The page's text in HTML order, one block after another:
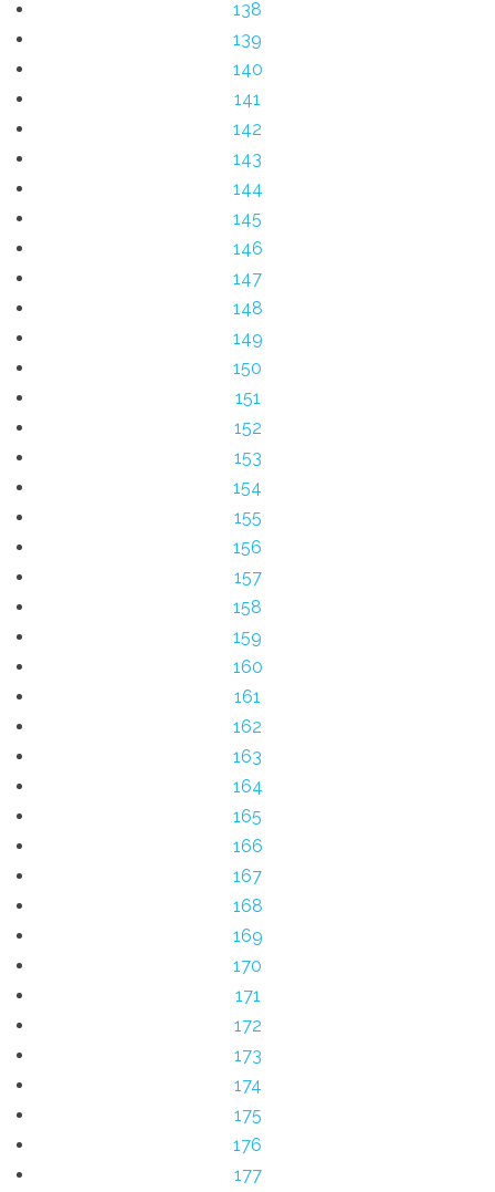
138
139
140
141
142
143
144
145
146
147
148
149
150
151
152
153
154
155
156
157
158
159
160
161
162
163
164
165
166
167
168
169
170
171
172
173
174
175
176
177